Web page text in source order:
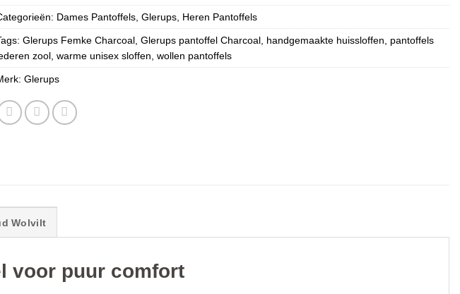
Dames Pantoffels Glerups Heren Pantoffels
Glerups Femke Charcoal Glerups pantoffel Charcoal handgemaakte huissloffen
pantoffels
zool warme unisex sloffen wollen pantoffels
Glerups
Wolvilt
voor puur comfort